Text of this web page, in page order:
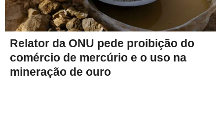
Relator da ONU pede proibição do
comércio de mercúrio e o uso na
mineração de ouro